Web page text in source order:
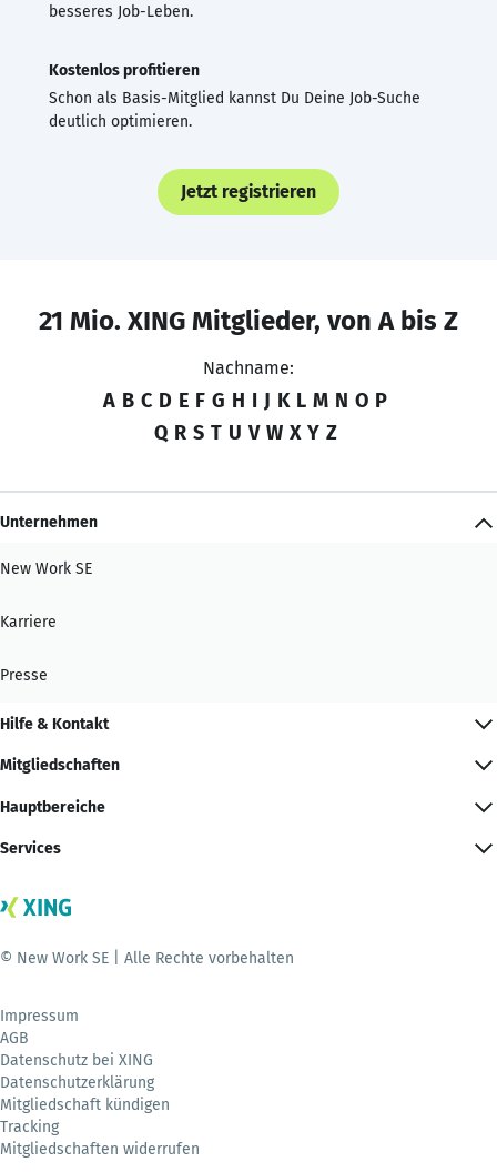
besseres Job-Leben.
Kostenlos profitieren
Schon als Basis-Mitglied kannst Du Deine Job-Suche
deutlich optimieren.
Jetzt registrieren
21 Mio. XING Mitglieder, von A bis Z
Nachname:
A B C D E F G H I J K L M N O P
Q R S T U V W X Y Z
Unternehmen
New Work SE
Karriere
Presse
Hilfe & Kontakt
Mitgliedschaften
Hauptbereiche
Services
© New Work SE | Alle Rechte vorbehalten
Impressum
AGB
Datenschutz bei XING
Datenschutzerklärung
Mitgliedschaft kündigen
Tracking
Mitgliedschaften widerrufen